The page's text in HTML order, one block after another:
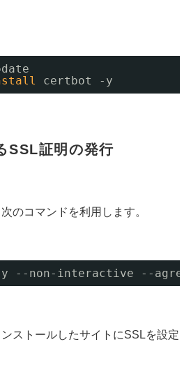
certbot -y
SSL証明の発行
のコマンドを利用します。
non-interactive --agree-tos
ストールしたサイトにSSLを設定